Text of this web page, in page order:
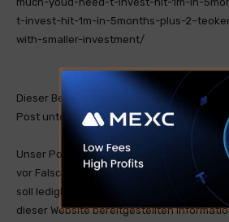
t-invest-hit-1m-in-5months-plus-
with-smaller-investment/
Dieser Beitrag ist ein öffentlicher RSS
Post unter bitcoinethereumnews.com.
Unser Portal ist ein RSS-
vor Falschmeldungen oder Irreführung.
soll lediglich zum Informationsaustausch
dieser Website bereitgestellten